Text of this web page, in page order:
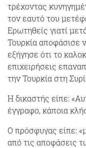
τρέχοντας
τον εαυτό του
Ερωτηθείς γιατί
Τουρκία αποφάσισε
εξήγησε ότι το
επιχειρήσεις
την Τουρκία στη
Η δικαστής είπε:
έγγραφο, κάποια
Ο πρόσφυγας είπε:
από τις αποφάσεις